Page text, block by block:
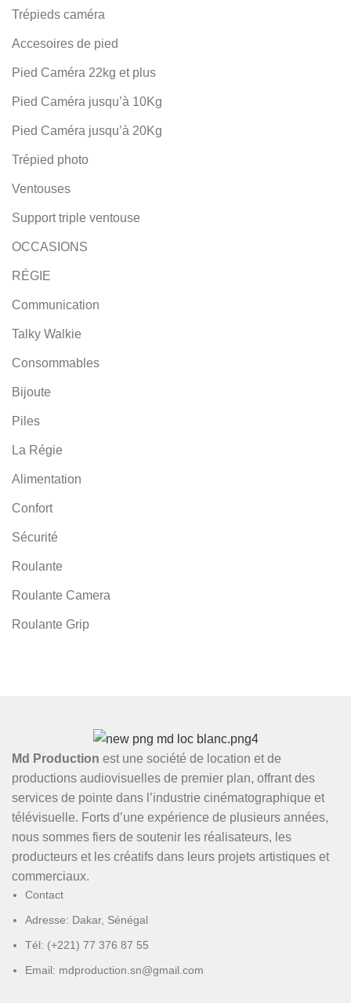
Trépieds caméra
Accesoires de pied
Pied Caméra 22kg et plus
Pied Caméra jusqu’à 10Kg
Pied Caméra jusqu’à 20Kg
Trépied photo
Ventouses
Support triple ventouse
OCCASIONS
RÉGIE
Communication
Talky Walkie
Consommables
Bijoute
Piles
La Régie
Alimentation
Confort
Sécurité
Roulante
Roulante Camera
Roulante Grip
Md Production est une société de location et de
productions audiovisuelles de premier plan, offrant des
services de pointe dans l’industrie cinématographique et
télévisuelle. Forts d’une expérience de plusieurs années,
nous sommes fiers de soutenir les réalisateurs, les
producteurs et les créatifs dans leurs projets artistiques et
commerciaux.
Contact
Adresse: Dakar, Sénégal
Tél: (+221) 77 376 87 55
Email: mdproduction.sn@gmail.com